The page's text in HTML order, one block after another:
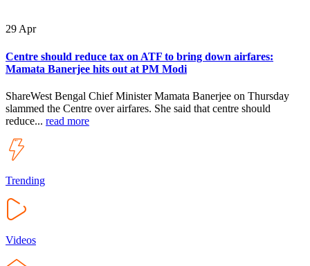
29Apr
Centre should reduce tax on ATF to bring down airfares:
Mamata Banerjee hits out at PM Modi
ShareWest Bengal Chief Minister Mamata Banerjee on Thursday
slammed the Centre over airfares. She said that centre should
reduce... read more
Trending
Videos